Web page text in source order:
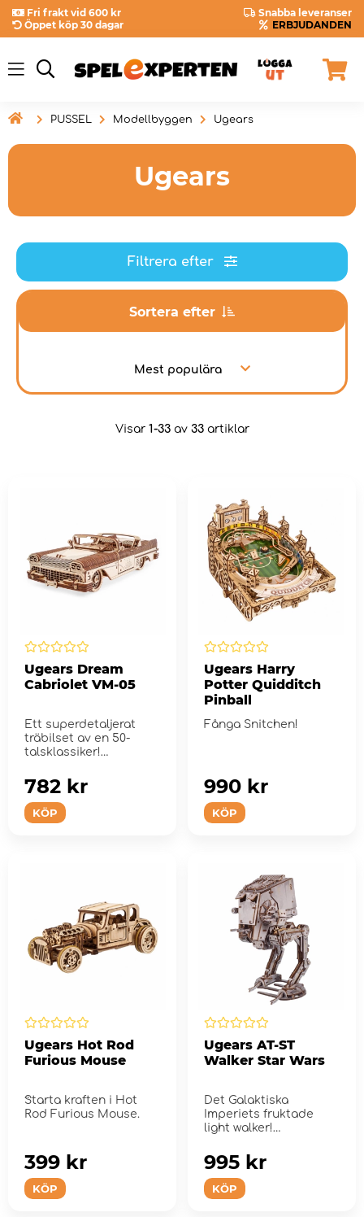
Fri frakt vid 600 kr
Snabba leveranser
Öppet köp 30 dagar
ERBJUDANDEN
 PUSSEL Modellbyggen Ugears
Ugears
Filtrera efter
Sortera efter
Mest populära
Visar 1-33av 33artiklar
Ugears Dream
Cabriolet VM-05
Ett superdetaljerat
träbilset av en 50-
talsklassiker!
KÖP
782 kr
Ugears Harry
Potter Quidditch
Pinball
Fånga Snitchen!
KÖP
990 kr
Ugears Hot Rod
Furious Mouse
Starta kraften i Hot
Rod Furious Mouse.
KÖP
399 kr
Ugears AT-ST
Walker Star Wars
Det Galaktiska
Imperiets fruktade
light walker!
KÖP
995 kr